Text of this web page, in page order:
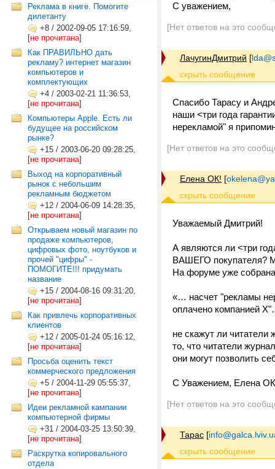
Реклама в книге. Помогите
дилетанту
+8 / 2002-09-05 17:16:59,
[не прочитана]
Как ПРАВИЛЬНО дать
рекламу? интернет магазин
компьютеров и
комплектующих
+4 / 2003-02-21 11:36:53,
[не прочитана]
Компьютеры Apple. Есть ли
будущее на российском
рынке?
+15 / 2003-06-20 09:28:25,
[не прочитана]
Выход на корпоративный
рынок с небольшим
рекламным бюджетом
+12 / 2004-06-09 14:28:35,
[не прочитана]
Открываем новый магазин по
продаже компьютеров,
цифровых фото, ноутбуков и
прочей "цифры" -
ПОМОГИТЕ!!! придумать
название
+15 / 2004-08-16 09:31:20,
[не прочитана]
Как привлечь корпоративных
клиентов
+12 / 2005-01-24 05:16:12,
[не прочитана]
Просьба оценить текст
коммерческого предложения
+5 / 2004-11-29 05:55:37,
[не прочитана]
Идеи рекламной кампании
компьютерной фирмы
+31 / 2004-03-25 13:50:39,
[не прочитана]
Раскрутка копировального
отдела
С уважением,
[Нет ответов на это
ЛачугинДмитрий [
Спасибо Тарасу и
наши <три года
нерекламой" я
[Нет ответов на это
Елена ОК! [
Уважаемый Дмитрий!
А являются ли <три
ВАШЕГО покупателя?
На форуме уже
«… насчет "рекламы
оплачено компанией
не скажут ли читатели
то, что читатели
они могут позволить
С Уважением, Елена
[Нет ответов на это
Тарас [